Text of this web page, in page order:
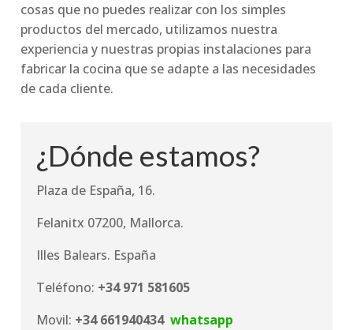
cosas que no puedes realizar con los simples
productos del mercado, utilizamos nuestra
experiencia y nuestras propias instalaciones para
fabricar la cocina que se adapte a las necesidades
de cada cliente.
¿Dónde estamos?
Plaza de España, 16.
Felanitx 07200, Mallorca.
Illes Balears. España
Teléfono: +34 971 581605
Movil: +34 661940434 whatsapp